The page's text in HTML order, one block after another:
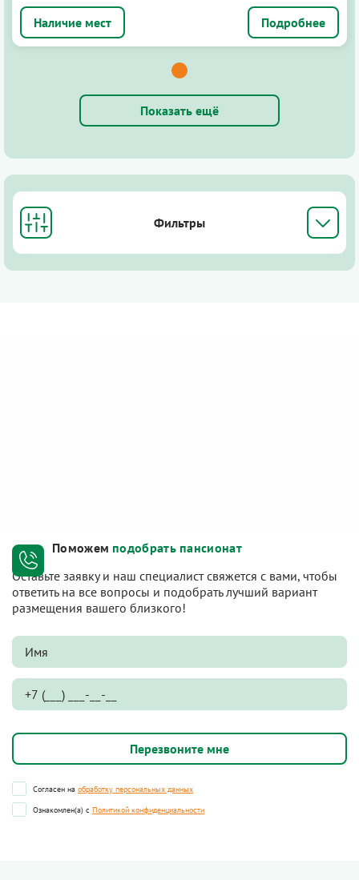
Подробнее
Показать ещё
Фильтры
Поможем подобрать пансионат
Оставьте заявку и наш специалист свяжется с вами, чтобы
ответить на все вопросы и подобрать лучший вариант
размещения вашего близкого!
Согласен на обработку персональных данных
Ознакомлен(а) с Политикой конфиденциальности